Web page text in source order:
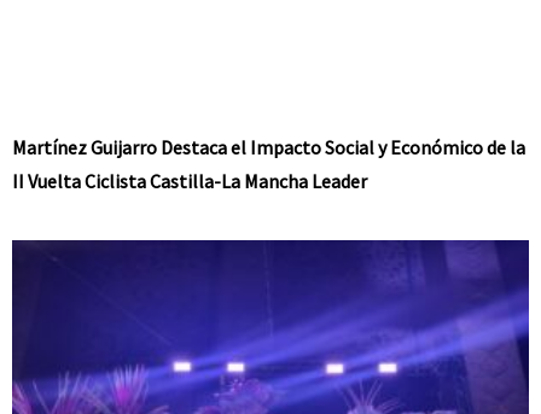
Martínez Guijarro Destaca el Impacto Social y Económico de la
II Vuelta Ciclista Castilla-La Mancha Leader